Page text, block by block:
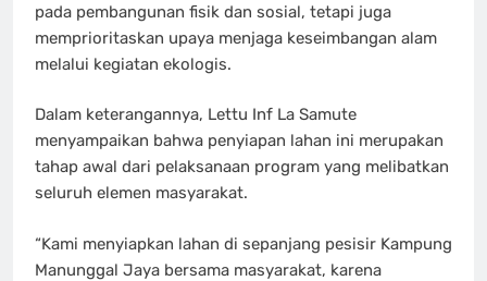
pada pembangunan fisik dan sosial, tetapi juga
memprioritaskan upaya menjaga keseimbangan alam
melalui kegiatan ekologis.
Dalam keterangannya, Lettu Inf La Samute
menyampaikan bahwa penyiapan lahan ini merupakan
tahap awal dari pelaksanaan program yang melibatkan
seluruh elemen masyarakat.
“Kami menyiapkan lahan di sepanjang pesisir Kampung
Manunggal Jaya bersama masyarakat, karena